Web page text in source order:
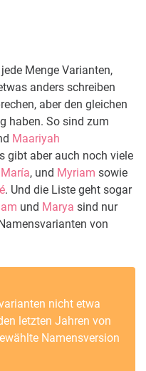
Menge Varianten,
anders schreiben
aber den gleichen
haben. So sind zum
Maariyah
gibt aber auch noch viele
María, und Myriam sowie
. Und die Liste geht sogar
und Marya sind nur
von
nicht etwa
letzten Jahren von
Namensversion